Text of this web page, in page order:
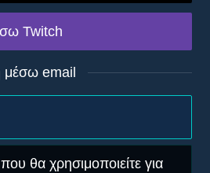
Twitch
μέσω email
θα χρησιμοποιείτε για